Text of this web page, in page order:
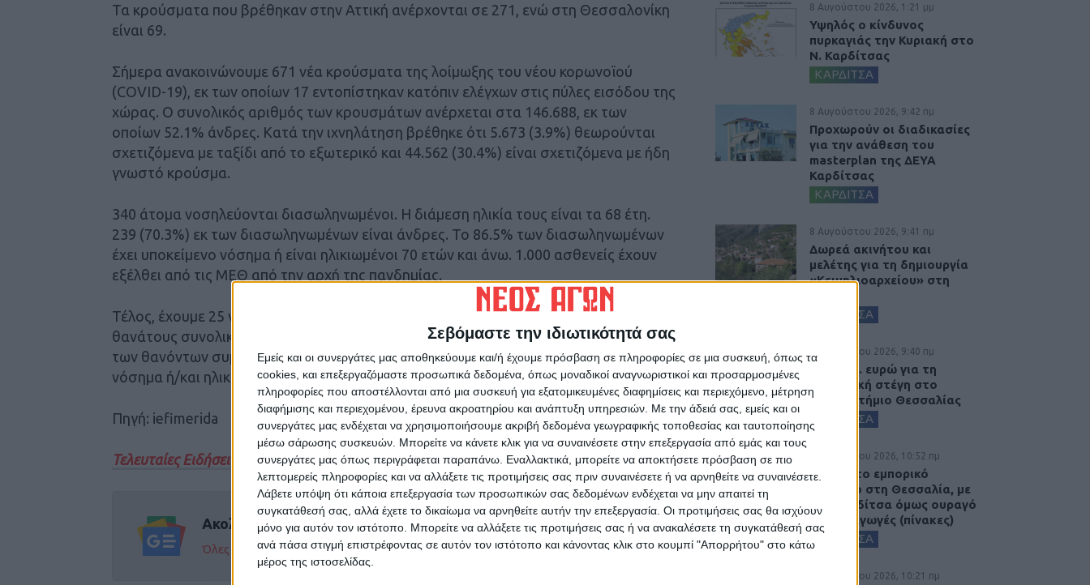
Σεβόμαστε την ιδιωτικότητά σας
Εμείς και οι συνεργάτες μας αποθηκεύουμε και/ή έχουμε πρόσβαση σε πληροφορίες σε μια συσκευή, όπως τα
cookies, και επεξεργαζόμαστε προσωπικά δεδομένα, όπως μοναδικοί αναγνωριστικοί και προσαρμοσμένες
πληροφορίες που αποστέλλονται από μια συσκευή για εξατομικευμένες διαφημίσεις και περιεχόμενο, μέτρηση
διαφήμισης και περιεχομένου, έρευνα ακροατηρίου και ανάπτυξη υπηρεσιών. Με την άδειά σας, εμείς και οι
συνεργάτες μας ενδέχεται να χρησιμοποιήσουμε ακριβή δεδομένα γεωγραφικής τοποθεσίας και ταυτοποίησης
μέσω σάρωσης συσκευών. Μπορείτε να κάνετε κλικ για να συναινέσετε στην επεξεργασία από εμάς και τους
συνεργάτες μας όπως περιγράφεται παραπάνω. Εναλλακτικά, μπορείτε να αποκτήσετε πρόσβαση σε πιο
λεπτομερείς πληροφορίες και να αλλάξετε τις προτιμήσεις σας πριν συναινέσετε ή να αρνηθείτε να συναινέσετε.
Λάβετε υπόψη ότι κάποια επεξεργασία των προσωπικών σας δεδομένων ενδέχεται να μην απαιτεί τη
συγκατάθεσή σας, αλλά έχετε το δικαίωμα να αρνηθείτε αυτήν την επεξεργασία. Οι προτιμήσεις σας θα ισχύουν
μόνο για αυτόν τον ιστότοπο. Μπορείτε να αλλάξετε τις προτιμήσεις σας ή να ανακαλέσετε τη συγκατάθεσή σας
ανά πάσα στιγμή επιστρέφοντας σε αυτόν τον ιστότοπο και κάνοντας κλικ στο κουμπί "Απορρήτου" στο κάτω
μέρος της ιστοσελίδας.
Τα κρούσματα που βρέθηκαν στην Αττική ανέρχονται σε 271, ενώ στη Θεσσαλονίκη
είναι 69.
Σήμερα ανακοινώνουμε 671 νέα κρούσματα της λοίμωξης του νέου κορωνοϊού
(COVID-19), εκ των οποίων 17 εντοπίστηκαν κατόπιν ελέγχων στις πύλες εισόδου της
χώρας. Ο συνολικός αριθμός των κρουσμάτων ανέρχεται στα 146.688, εκ των
οποίων 52.1% άνδρες. Κατά την ιχνηλάτηση βρέθηκε ότι 5.673 (3.9%) θεωρούνται
σχετιζόμενα με ταξίδι από το εξωτερικό και 44.562 (30.4%) είναι σχετιζόμενα με ήδη
γνωστό κρούσμα.
340 άτομα νοσηλεύονται διασωληνωμένοι. Η διάμεση ηλικία τους είναι τα 68 έτη.
239 (70.3%) εκ των διασωληνωμένων είναι άνδρες. To 86.5% των διασωληνωμένων
έχει υποκείμενο νόσημα ή είναι ηλικιωμένοι 70 ετών και άνω. 1.000 ασθενείς έχουν
εξέλθει από τις ΜΕΘ από την αρχή της πανδημίας.
Τέλος, έχουμε 25 νέους θανάτους από τη νόσο COVID-19, φθάνοντας τους 5.354
θανάτους συνολικά στη χώρα, εκ των οποίων 3.161 (59.0%) άνδρες. Η διάμεση ηλικία
των θανόντων συμπολιτών μας ήταν τα 79 έτη και το 95.5% είχε κάποιο υποκείμενο
νόσημα ή/και ηλικία 70 ετών και άνω.
Πηγή: iefimerida
Τελευταίες Ειδήσεις Σήμερα
Ακολούθησε την εφημερίδα ΝΕΟΣ ΑΓΩΝ στο Google News!
Όλες οι εξελίξεις στην περιοχή της Καρδίτσας και ευρύτερα της Θεσσαλίας
8 Αυγούστου 2026, 1:21 μμ
Υψηλός ο κίνδυνος
πυρκαγιάς την Κυριακή στο
Ν. Καρδίτσας
ΚΑΡΔΙΤΣΑ
8 Αυγούστου 2026, 9:42 πμ
Προχωρούν οι διαδικασίες
για την ανάθεση του
masterplan της ΔΕΥΑ
Καρδίτσας
ΚΑΡΔΙΤΣΑ
8 Αυγούστου 2026, 9:41 πμ
Δωρεά ακινήτου και
μελέτης για τη δημιουργία
«Κειμηλιοαρχείου» στη
ΚΑΡΔΙΤΣΑ
8 Αυγούστου 2026, 9:40 πμ
2,3 εκατ. ευρώ για τη
φοιτητική στέγη στο
Πανεπιστήμιο Θεσσαλίας
ΚΑΡΔΙΤΣΑ
7 Αυγούστου 2026, 10:52 πμ
Θετικό το εμπορικό
ισοζύγιο στη Θεσσαλία, με
την Καρδίτσα όμως ουραγό
στις εξαγωγές (πίνακες)
ΚΑΡΔΙΤΣΑ
7 Αυγούστου 2026, 10:21 πμ